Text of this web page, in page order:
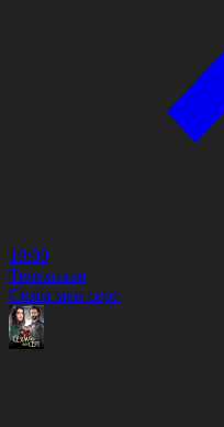
10:00
Телехикая
Сезім мен серт